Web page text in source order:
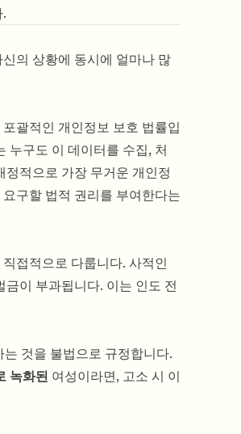
의 상황에 동시에 얼마나 많
괄적인 개인정보 보호 법률입
누구도 이 데이터를 수집, 처
정적으로 가장 무거운 개인정
구할 법적 권리를 부여한다는
접적으로 다룹니다. 사적인
이 부과됩니다. 이는 인도 전
것을 불법으로 규정합니다.
녹화된 여성이라면, 고소 시 이